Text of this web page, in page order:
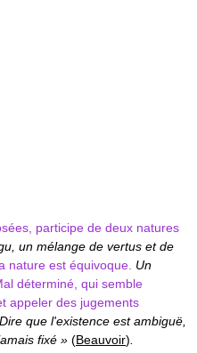
participe de deux natures
un mélange de vertus et de
nature est équivoque. Un
déterminé, qui semble
appeler des jugements
que l'existence est ambiguë,
fixé » (Beauvoir)